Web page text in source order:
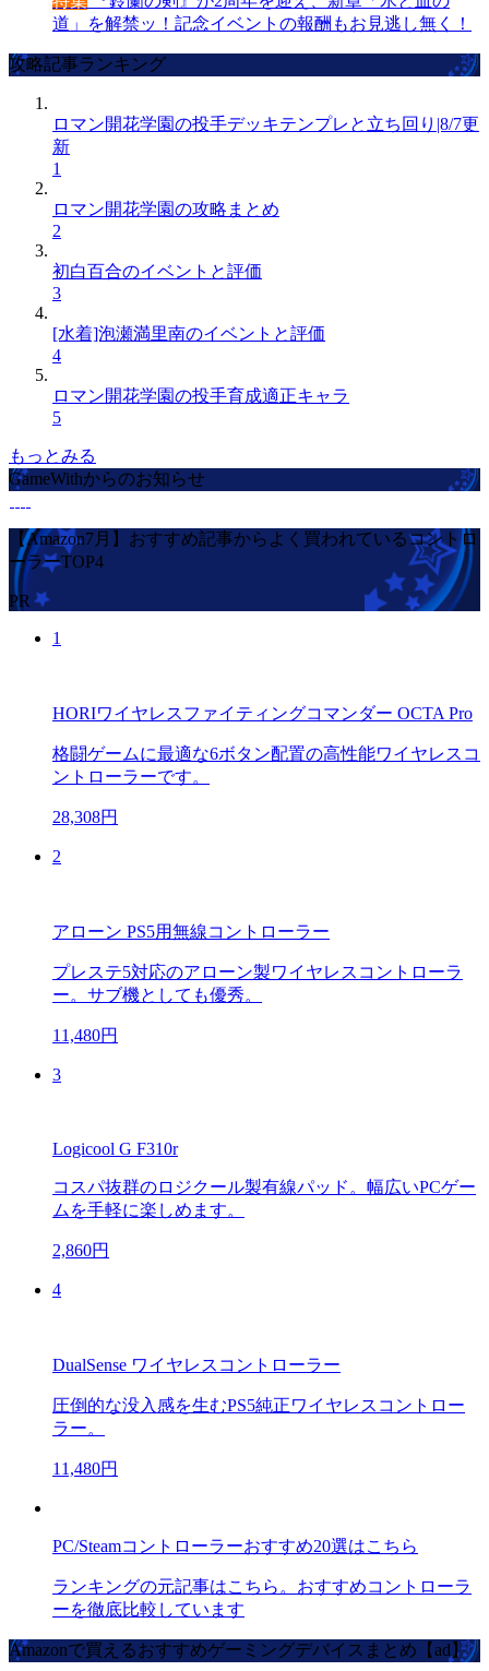
道」を解禁ッ！記念イベントの報酬もお見逃し無く！
攻略記事ランキング
ロマン開花学園の投手デッキテンプレと立ち回り|8/7更
新
1
ロマン開花学園の攻略まとめ
2
初白百合のイベントと評価
3
[水着]泡瀬満里南のイベントと評価
4
ロマン開花学園の投手育成適正キャラ
5
もっとみる
GameWithからのお知らせ
【Amazon7月】おすすめ記事からよく買われているコントロ
ーラーTOP4
PR
1
HORIワイヤレスファイティングコマンダー OCTA Pro
格闘ゲームに最適な6ボタン配置の高性能ワイヤレスコ
ントローラーです。
28,308円
2
アローン PS5用無線コントローラー
プレステ5対応のアローン製ワイヤレスコントローラ
ー。サブ機としても優秀。
11,480円
3
Logicool G F310r
コスパ抜群のロジクール製有線パッド。幅広いPCゲー
ムを手軽に楽しめます。
2,860円
4
DualSense ワイヤレスコントローラー
圧倒的な没入感を生むPS5純正ワイヤレスコントロー
ラー。
11,480円
PC/Steamコントローラーおすすめ20選はこちら
ランキングの元記事はこちら。おすすめコントローラ
ーを徹底比較しています
Amazonで買えるおすすめゲーミングデバイスまとめ【ad】